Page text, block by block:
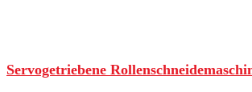
Servogetriebene